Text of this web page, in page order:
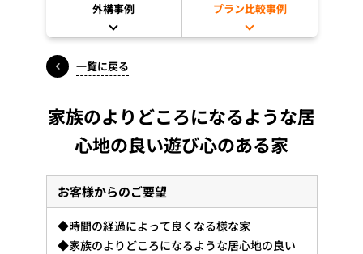
外構事例 プラン比較事例
一覧に戻る
家族のよりどころになるような居
心地の良い遊び心のある家
お客様からのご要望
◆時間の経過によって良くなる様な家
◆家族のよりどころになるような居心地の良い